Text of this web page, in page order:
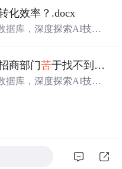
化效率？.docx
据库，深度探索AI技术
动科技创新与产业创新
商部门苦于找不到符合产业链补链强链方向的目标企业怎么办？.docx
据库，深度探索AI技术